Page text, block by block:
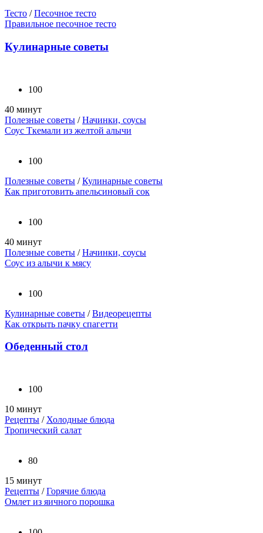
Тесто /Песочное тесто
Правильное песочное тесто
Кулинарные советы
100
40 минут
Полезные советы /Начинки, соусы
Соус Ткемали из желтой алычи
100
Полезные советы /Кулинарные советы
Как приготовить апельсиновый сок
100
40 минут
Полезные советы /Начинки, соусы
Соус из алычи к мясу
100
Кулинарные советы /Видеорецепты
Как открыть пачку спагетти
Обеденный стол
100
10 минут
Рецепты / Холодные блюда
Тропический салат
80
15 минут
Рецепты /Горячие блюда
Омлет из яичного порошка